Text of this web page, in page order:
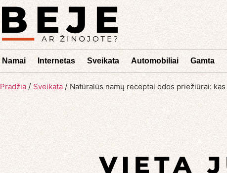
Namai Internetas Sveikata Automobiliai Gamta
Pradžia / Sveikata / Natūralūs namų receptai odos priežiūrai: